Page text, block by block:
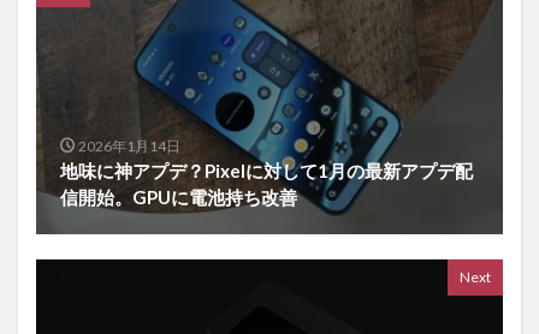
2026年1月14日
地味に神アプデ？Pixelに対して1月の最新アプデ配
信開始。GPUに電池持ち改善
Next